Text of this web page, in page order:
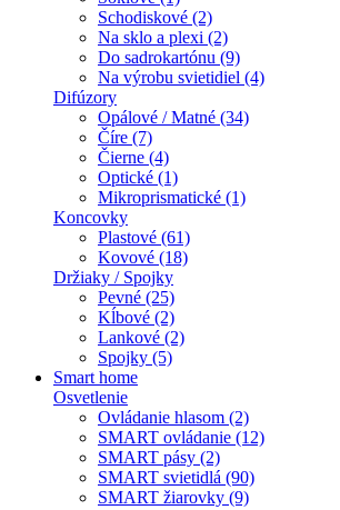
Schodiskové (2)
Na sklo a plexi (2)
Do sadrokartónu (9)
Na výrobu svietidiel (4)
Difúzory
Opálové / Matné (34)
Číre (7)
Čierne (4)
Optické (1)
Mikroprismatické (1)
Koncovky
Plastové (61)
Kovové (18)
Držiaky / Spojky
Pevné (25)
Kĺbové (2)
Lankové (2)
Spojky (5)
Smart home
Osvetlenie
Ovládanie hlasom (2)
SMART ovládanie (12)
SMART pásy (2)
SMART svietidlá (90)
SMART žiarovky (9)